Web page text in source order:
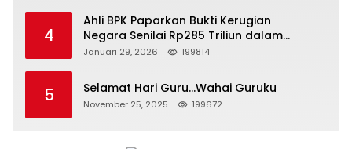
4
Ahli BPK Paparkan Bukti Kerugian
Negara Senilai Rp285 Triliun dalam
Persidangan Korupsi PT Pertamina
Januari 29, 2026 199814
5 Selamat Hari Guru…Wahai Guruku
November 25, 2025 199672